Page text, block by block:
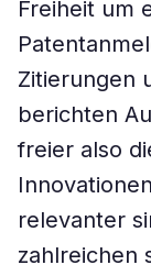
Freiheit um
Zitierungen
berichten
freier also
relevanter
zahlreichen